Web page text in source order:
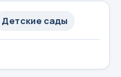
Детские сады